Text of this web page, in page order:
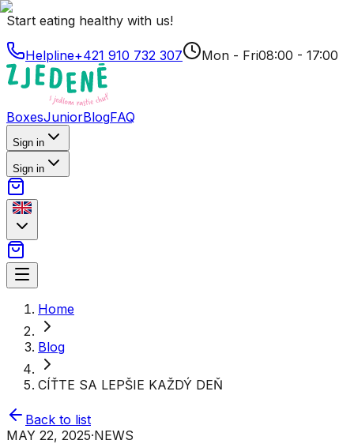
Start eating healthy with us!
Helpline+421 910 732 307 Mon - Fri08:00 - 17:00
BoxesJuniorBlogFAQ
Sign in
Sign in
Home
Blog
CÍŤTE SA LEPŠIE KAŽDÝ DEŇ
Back to list
MAY 22, 2025·NEWS